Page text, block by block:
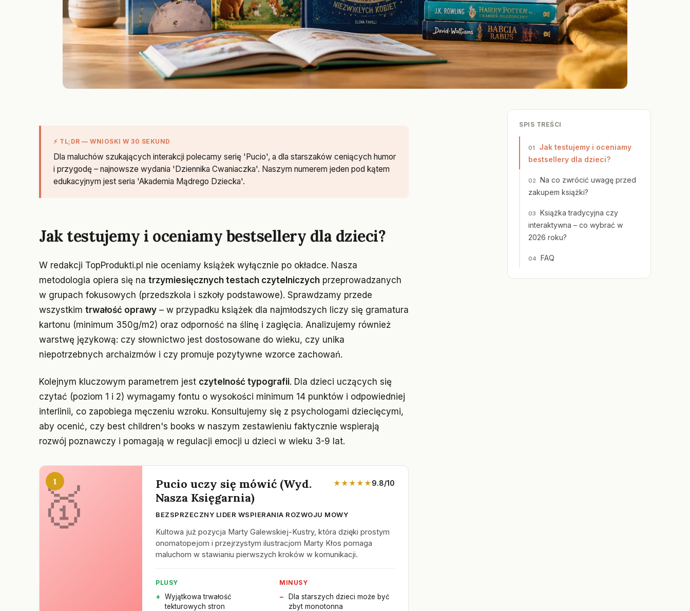
⚡ TL;DR — WNIOSKI W 30 SEKUND
Dla maluchów szukających interakcji polecamy serię 'Pucio', a dla starszaków ceniących humor
i przygodę – najnowsze wydania 'Dziennika Cwaniaczka'. Naszym numerem jeden pod kątem
edukacyjnym jest seria 'Akademia Mądrego Dziecka'.
Jak testujemy i oceniamy bestsellery dla dzieci?
W redakcji TopProdukti.pl nie oceniamy książek wyłącznie po okładce. Nasza
metodologia opiera się na trzymiesięcznych testach czytelniczych przeprowadzanych
w grupach fokusowych (przedszkola i szkoły podstawowe). Sprawdzamy przede
wszystkim trwałość oprawy – w przypadku książek dla najmłodszych liczy się gramatura
kartonu (minimum 350g/m2) oraz odporność na ślinę i zagięcia. Analizujemy również
warstwę językową: czy słownictwo jest dostosowane do wieku, czy unika
niepotrzebnych archaizmów i czy promuje pozytywne wzorce zachowań.
Kolejnym kluczowym parametrem jest czytelność typografii. Dla dzieci uczących się
czytać (poziom 1 i 2) wymagamy fontu o wysokości minimum 14 punktów i odpowiedniej
interlinii, co zapobiega męczeniu wzroku. Konsultujemy się z psychologami dziecięcymi,
aby ocenić, czy best children's books w naszym zestawieniu faktycznie wspierają
rozwój poznawczy i pomagają w regulacji emocji u dzieci w wieku 3-9 lat.
1
Pucio uczy się mówić (Wyd.
Nasza Księgarnia)
★★★★★9.8/10
BEZSPRZECZNY LIDER WSPIERANIA ROZWOJU MOWY
Kultowa już pozycja Marty Galewskiej-Kustry, która dzięki prostym
onomatopejom i przejrzystym ilustracjom Marty Kłos pomaga
maluchom w stawianiu pierwszych kroków w komunikacji.
PLUSY
Wyjątkowa trwałość
tekturowych stron
MINUSY
Dla starszych dzieci może być
zbyt monotonna
SPIS TREŚCI
Jak testujemy i oceniamy
bestsellery dla dzieci?
Na co zwrócić uwagę przed
zakupem książki?
Książka tradycyjna czy
interaktywna – co wybrać w
2026 roku?
FAQ